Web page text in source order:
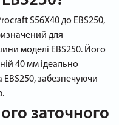
S56X40 до EBS250,
для
моделі EBS250. Його
40 мм ідеально
EBS250, забезпечуючи
заточного